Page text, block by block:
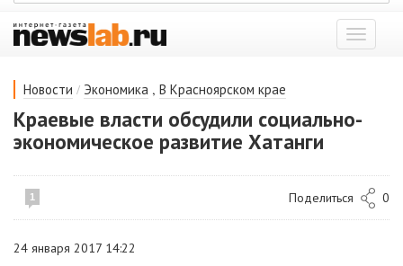
Показать
меню
Новости / Экономика , В Красноярском крае
Краевые власти обсудили социально-
экономическое развитие Хатанги
1 Поделиться 0
24 января 2017 14:22